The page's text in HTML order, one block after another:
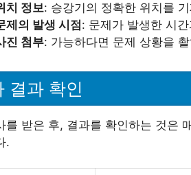
치 정보: 승강기의 정확한 위치를
제의 발생 시점 : 문제가 발생한 시
진 첨부: 가능하다면 문제 상황을
결과 확인
를 받은 후, 결과를 확인하는 것은
.